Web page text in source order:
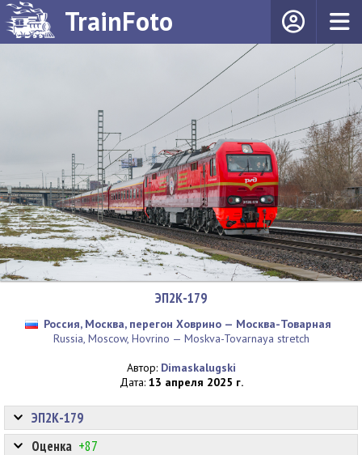
TrainFoto
ЭП2К-179
Россия, Москва, перегон Ховрино — Москва-Товарная
Russia, Moscow, Hovrino — Moskva-Tovarnaya stretch
Автор: Dimaskalugski
Дата: 13 апреля 2025 г.
Оценка +87
ЭП2К-179